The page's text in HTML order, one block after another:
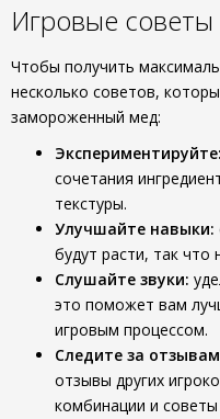
Игровые советы
Чтобы получить
несколько советов,
замороженный мед:
Экспериментируйте:
сочетания
текстуры.
Улучшайте навыки:
будут расти, так что
Слушайте звуки:
это поможет вам
игровым процессом.
Следите за
отзывы других
комбинации и